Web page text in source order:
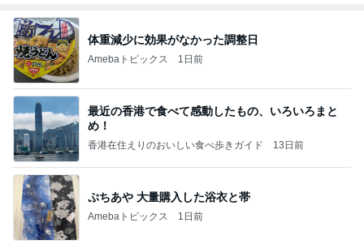
体重減少に効果がなかった調整日
Amebaトピックス 1日前
最近の香港で食べて感動したもの、いろいろまと
め！
香港在住えりのおいしい食べ歩きガイド 13日前
ぷちあや 大量購入した浴衣と帯
Amebaトピックス 1日前